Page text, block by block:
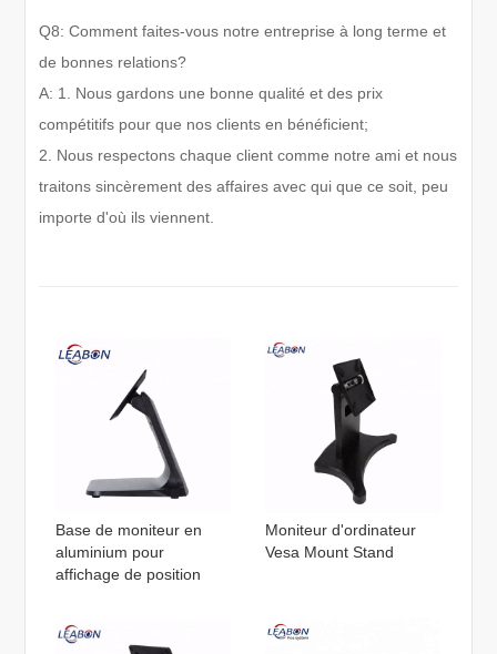
Q8: Comment faites-vous notre entreprise à long terme et
de bonnes relations?
A: 1. Nous gardons une bonne qualité et des prix
compétitifs pour que nos clients en bénéficient;
2. Nous respectons chaque client comme notre ami et nous
traitons sincèrement des affaires avec qui que ce soit, peu
importe d'où ils viennent.
Base de moniteur en
aluminium pour
affichage de position
Moniteur d'ordinateur
Vesa Mount Stand